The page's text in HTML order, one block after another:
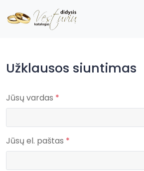
Užklausos siuntimas
Jūsų vardas *
Jūsų el. paštas *